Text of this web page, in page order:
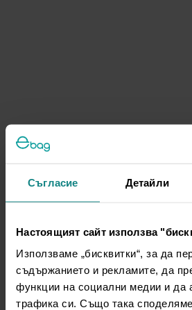
Съгласие Детайли
Настоящият сайт използва
Използваме „бисквитки“, за да
съдържанието и рекламите, да
функции на социални медии и да
трафика си. Също така